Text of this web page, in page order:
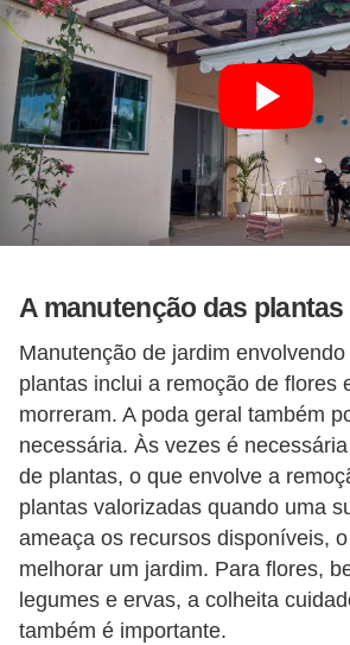
A manutenção das plantas
Manutenção de jardim
plantas inclui a remoção de flores
morreram. A poda geral também
necessária. Às vezes é
de plantas, o que envolve a
plantas valorizadas quando uma
ameaça os recursos disponíveis,
melhorar um jardim. Para flores,
legumes e ervas, a colheita
também é importante.